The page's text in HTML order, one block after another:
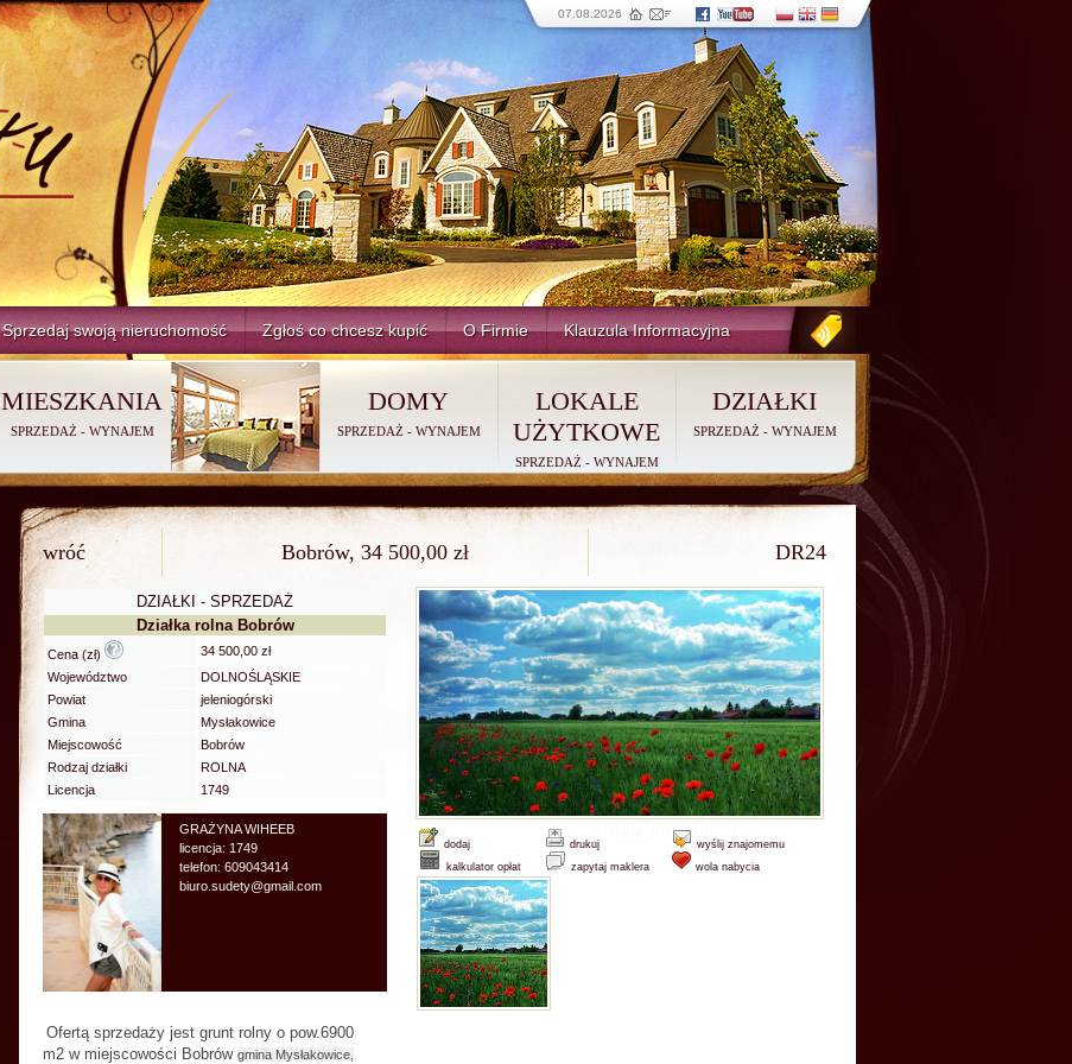
07.08.2026
Sprzedaj swoją nieruchomość Zgłoś co chcesz kupić O Firmie Klauzula Informacyjna
MIESZKANIA
SPRZEDAŻ - WYNAJEM
DOMY
SPRZEDAŻ - WYNAJEM
LOKALE
UŻYTKOWE
SPRZEDAŻ - WYNAJEM
DZIAŁKI
SPRZEDAŻ - WYNAJEM
wróć Bobrów, 34 500,00 zł DR24
DZIAŁKI - SPRZEDAŻ
Działka rolna Bobrów
Cena (zł)
34 500,00 zł
Województwo
DOLNOŚLĄSKIE
Powiat
jeleniogórski
Gmina
Mysłakowice
Miejscowość
Bobrów
Rodzaj działki
ROLNA
Licencja
1749
GRAŻYNA WIHEEB
licencja: 1749
telefon: 609043414
biuro.sudety@gmail.com
Ofertą sprzedaży jest grunt rolny o pow.6900
m2 w miejscowości Bobrów gmina Mysłakowice,
dodaj
kalkulator opłat
drukuj
zapytaj maklera
wyślij znajomemu
wola nabycia